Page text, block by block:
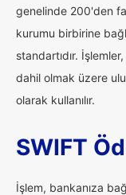
genelinde 200'den
kurumu birbirine
standartıdır.
dahil olmak üzere
olarak kullanılır.
SWIFT
İşlem, bankanıza